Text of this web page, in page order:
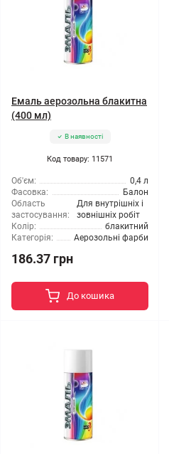
Емаль аерозольна блакитна
(400 мл)
В наявності
Код товару: 11571
Об'єм:
0,4 л
Фасовка:
Балон
Область
застосування:
Для внутрішніх і
зовнішніх робіт
Колір:
блакитний
Категорія:
Аерозольні фарби
186.37 грн
До кошика